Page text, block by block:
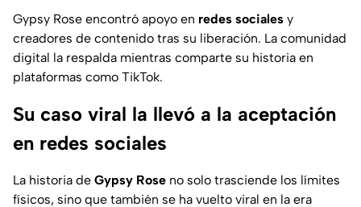
Gypsy Rose encontró apoyo en redes sociales y
creadores de contenido tras su liberación. La comunidad
digital la respalda mientras comparte su historia en
plataformas como TikTok.
Su caso viral la llevó a la aceptación
en redes sociales
La historia de Gypsy Rose no solo trasciende los límites
físicos, sino que también se ha vuelto viral en la era